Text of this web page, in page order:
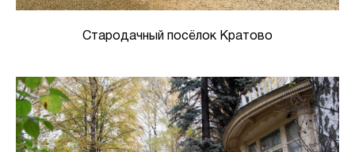
Стародачный посёлок Кратово